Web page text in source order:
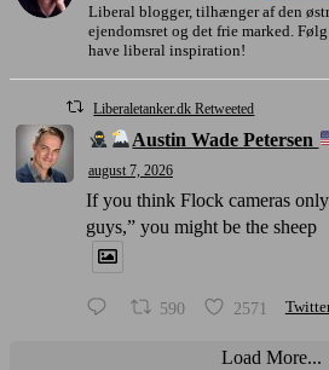
Liberal blogger, tilhænger af den
ejendomsret og det frie marked.
have liberal inspiration!
Liberaletanker.dk Retweeted
Austin Wade Petersen
august 7, 2026
If you think Flock cameras
guys,” you might be the sheep
590 2571
Load More...